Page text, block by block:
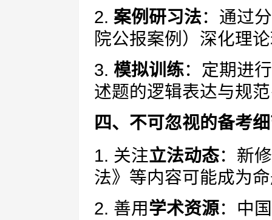
2. 案例研习法：通过
院公报案例）深化理
3. 模拟训练：定期进
述题的逻辑表达与规
四、不可忽视的备考
1. 关注立法动态：新
法》等内容可能成为
2. 善用学术资源：中